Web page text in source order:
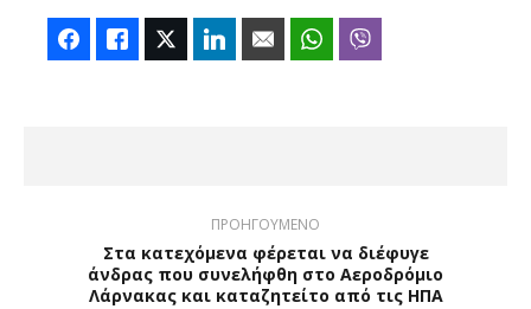
FacebookLike Twitter LinkedIn Email WhatsApp
ΠΡΟΗΓΟΥΜΕΝΟ
Στα κατεχόμενα φέρεται να διέφυγε
άνδρας που συνελήφθη στο Αεροδρόμιο
Λάρνακας και καταζητείτο από τις ΗΠΑ